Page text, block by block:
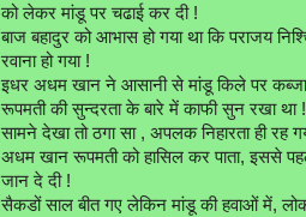
को लेकर मांडू पर चढाई कर दी !
बाज बहादुर को आभास हो गया था कि पराजय
रवाना हो गया !
इधर अधम खान ने आसानी से मांडू किले पर
रूपमती की सुन्दरता के बारे में काफी सुन रखा
सामने देखा तो ठगा सा , अपलक निहारता ही रह
अधम खान रूपमती को हासिल कर पाता, इससे
जान दे दी !
सैकडों साल बीत गए लेकिन मांडू की हवाओं में,